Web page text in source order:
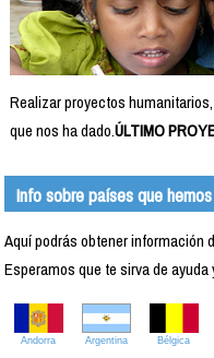
Realizar proyectos
que nos ha dado.ÚLTIMO
Info sobre países que
Aquí podrás obtener información
Esperamos que te sirva de
Andorra Argentina Bélgica